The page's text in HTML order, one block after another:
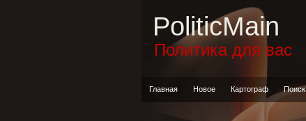
PoliticMain
Политика для вас
Главная Новое Картограф Поиск